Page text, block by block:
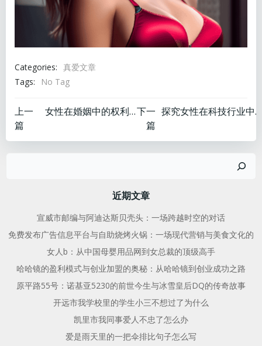
Categories: 真爱文章
Tags:
No Tag
文
章
上一
篇
女性在婚姻中的权利与义务文
章
航
下一
篇
探究女性在科技行业中的地位
近期文章
宣威市邮编与阿迪达斯贝壳头：一场跨越时空的对话
免费发布广告信息平台与自助烧烤火锅：一场现代营销与美食文化的
女人b：从中国母婴用品网到女总裁的顶级高手
哈哈镜的盈利模式与创业加盟的奥秘：从哈哈镜到创业成功之路
原平路55号：诺基亚5230的前世今生与冰雪皇后DQ的传奇故事
开远市我学校里的学生小三不想过了为什么
凯里市我同事爱人不忠了怎么办
爱是雨天里的一把伞排比句子怎么写